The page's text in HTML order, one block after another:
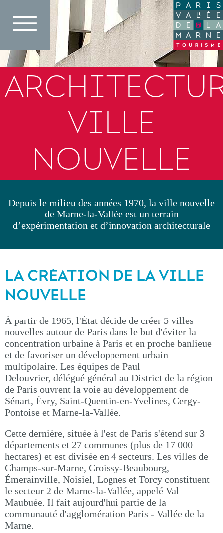
contenu
VILLE
NOUVELLE
Depuis le milieu des années 1970, la ville nouvelle
de Marne-la-Vallée est un terrain
d’expérimentation et d’innovation architecturale
LA CRÉATION DE LA VILLE
NOUVELLE
À partir de 1965, l'État décide de créer 5 villes
nouvelles autour de Paris dans le but d'éviter la
concentration urbaine à Paris et en proche banlieue
et de favoriser un développement urbain
multipolaire. Les équipes de Paul
Delouvrier, délégué général au District de la région
de Paris ouvrent la voie au développement de
Sénart, Évry, Saint-Quentin-en-Yvelines, Cergy-
Pontoise et Marne-la-Vallée.
Cette dernière, située à l'est de Paris s'étend sur 3
départements et 27 communes (plus de 17 000
hectares) et est divisée en 4 secteurs. Les villes de
Champs-sur-Marne, Croissy-Beaubourg,
Émerainville, Noisiel, Lognes et Torcy constituent
le secteur 2 de Marne-la-Vallée, appelé Val
Maubuée. Il fait aujourd'hui partie de la
communauté d'agglomération Paris - Vallée de la
Marne.